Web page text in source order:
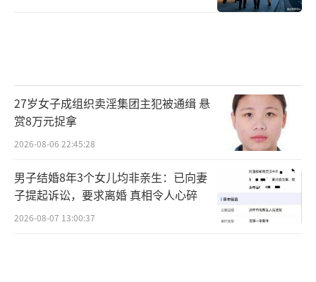
27岁女子成组织卖淫集团主犯被通缉 悬
赏8万元捉拿
2026-08-06 22:45:28
男子结婚8年3个女儿均非亲生：已向妻
子提起诉讼，要求离婚 真相令人心碎
2026-08-07 13:00:37